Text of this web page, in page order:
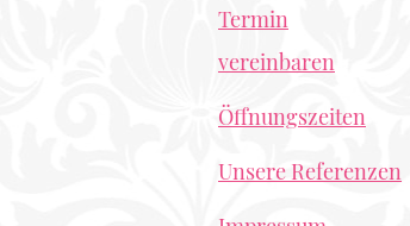
Termin
vereinbaren
Öffnungszeiten
Unsere Referenzen